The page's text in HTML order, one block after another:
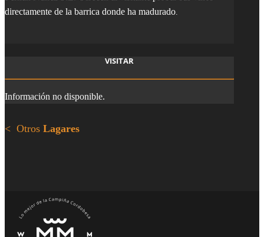
directamente de la barrica donde ha madurado
VISITAR
Información no disponible.
< Otros Lagares